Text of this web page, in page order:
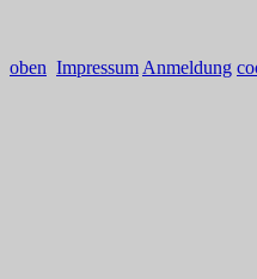
oben Impressum Anmeldung